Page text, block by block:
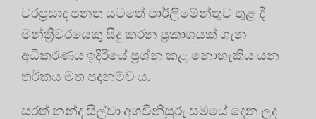
වරප්‍රසාද පනත යටතේ පාර්ලිමේන්තුව තුළ දී
මන්ත්‍රීවරයෙකු සිදු කරන ප්‍රකාශයක් ගැන
අධිකරණය ඉදිරියේ ප්‍රශ්න කළ නොහැකිය යන
තර්කය මත පදනම්ව ය.
සරත් නන්ද සිල්වා අගවිනිසුරු සමයේ දෙන ලද